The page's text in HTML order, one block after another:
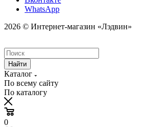
WhatsApp
2026 © Интернет-магазин «Лэдвин»
Найти
Каталог
По всему сайту
По каталогу
0